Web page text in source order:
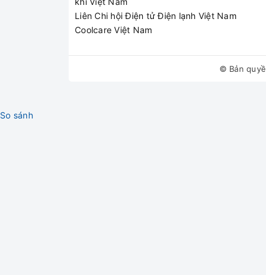
Liên Chi hội Điện tử Điện lạnh Việt Nam
Coolcare Việt Nam
© Bản
So sánh